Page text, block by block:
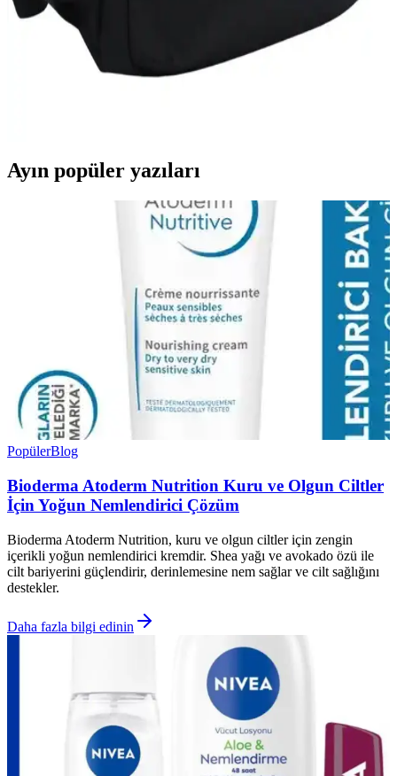
Bevitton Suya Dayanıklı Büyük Boy Unisex Okul
Sırt Çantası İnceleme ve Özellikleri
Ayın popüler yazıları
PopülerBlog
Bioderma Atoderm Nutrition Kuru ve Olgun Ciltler
İçin Yoğun Nemlendirici Çözüm
Bioderma Atoderm Nutrition, kuru ve olgun ciltler için zengin
içerikli yoğun nemlendirici kremdir. Shea yağı ve avokado özü ile
cilt bariyerini güçlendirir, derinlemesine nem sağlar ve cilt sağlığını
destekler.
Daha fazla bilgi edinin